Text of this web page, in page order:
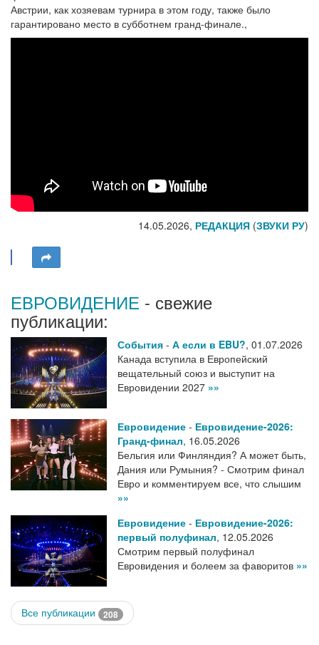
Австрии, как хозяевам турнира в этом году, также было
гарантировано место в субботнем гранд-финале.,
14.05.2026, РЕДАКЦИЯ (ЗВУКИ РУ)
ЕВРОВИДЕНИЕ - свежие
публикации:
События - А если в EBU?, 01.07.2026
Канада вступила в Европейский
вещательный союз и выступит на
Евровидении 2027 »»
Евровидение - Евровидение-2026:
Гранд-финал, 16.05.2026
Бельгия или Финляндия? А может быть,
Дания или Румыния? - Смотрим финал
Евро и комментируем все, что слышим
»»
Евровидение - Евровидение-2026:
первый полуфинал, 12.05.2026
Смотрим первый полуфинал
Евровидения и болеем за фаворитов »»
Все публикации 208